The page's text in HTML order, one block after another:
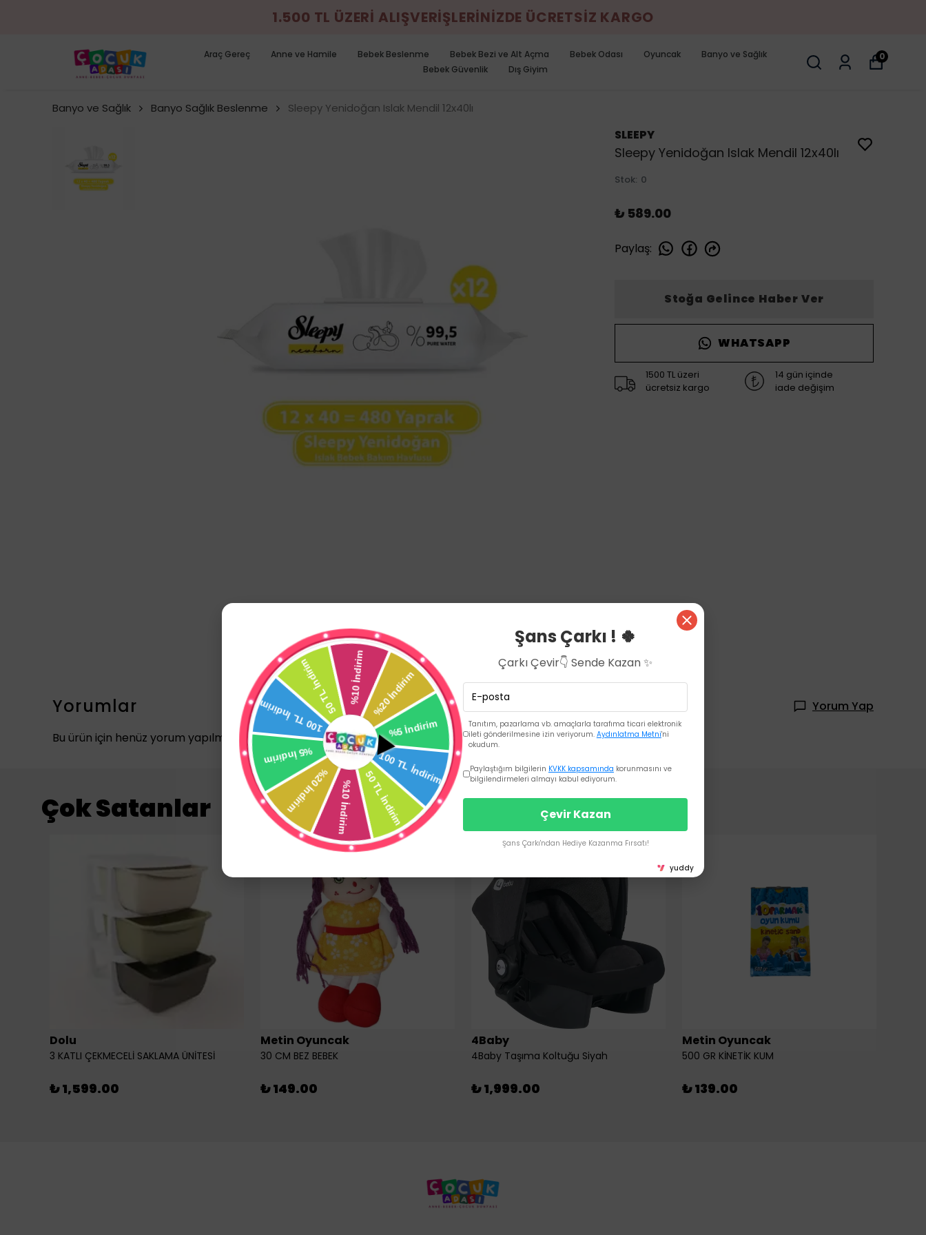
1.500 TL ÜZERİ ALIŞVERİŞLERİNİZDE ÜCRETSİZ KARGO
Araç Gereç Anne ve Hamile Bebek Beslenme Bebek Bezi ve Alt Açma Bebek Odası Oyuncak
Banyo ve Sağlık
Bebek Güvenlik
Dış Giyim
0
Banyo ve Sağlık Banyo Sağlık Beslenme Sleepy Yenidoğan Islak Mendil 12x40lı
SLEEPY
Sleepy Yenidoğan Islak Mendil 12x40lı
Stok: 0
₺ 589.00
Paylaş:
Stoğa Gelince Haber Ver
WHATSAPP
1500 TL üzeri
ücretsiz kargo
14 gün içinde
iade değişim
Yorumlar
Yorum Yap
Bu ürün için henüz yorum yapılmamış.
Çok Satanlar
Dolu
3 KATLI ÇEKMECELİ SAKLAMA ÜNİTESİ
₺ 1,599.00
Metin Oyuncak
30 CM BEZ BEBEK
₺ 149.00
4Baby
4Baby Taşıma Koltuğu Siyah
₺ 1,999.00
Metin Oyuncak
500 GR KİNETİK KUM
₺ 139.00
Şans Çarkı ! 🍀
Çarkı Çevir👇 Sende Kazan ✨
Tanıtım, pazarlama vb. amaçlarla tarafıma ticari elektronik
ileti gönderilmesine izin veriyorum. Aydınlatma Metni'ni
okudum.
Paylaştığım bilgilerin KVKK kapsamında korunmasını ve
bilgilendirmeleri almayı kabul ediyorum.
Çevir Kazan
Şans Çarkı'ndan Hediye Kazanma Fırsatı!
yuddy